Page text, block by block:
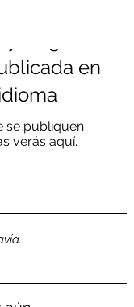
en
se publiquen
verás aquí.